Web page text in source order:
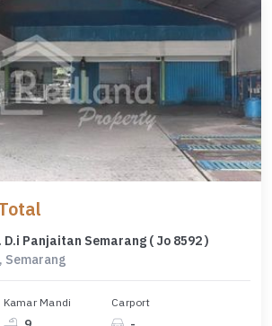
D.i Panjaitan Semarang ( Jo 8592 )
Semarang
Kamar Mandi Carport